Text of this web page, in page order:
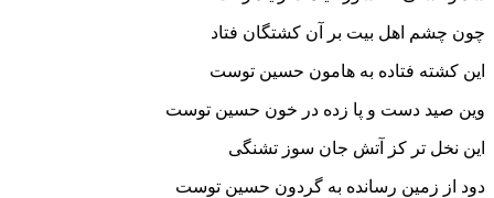
چون چشم اهل بیت بر آن کشتگان فتاد
این کشته فتاده به هامون حسین توست
وین صید دست و پا زده در خون حسین توست
این نخل تر کز آتش جان سوز تشنگی
دود از زمین رسانده به گردون حسین توست